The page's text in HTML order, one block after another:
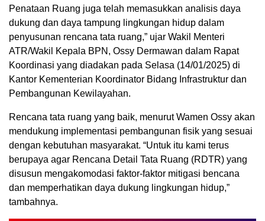
Penataan Ruang juga telah memasukkan analisis daya
dukung dan daya tampung lingkungan hidup dalam
penyusunan rencana tata ruang,” ujar Wakil Menteri
ATR/Wakil Kepala BPN, Ossy Dermawan dalam Rapat
Koordinasi yang diadakan pada Selasa (14/01/2025) di
Kantor Kementerian Koordinator Bidang Infrastruktur dan
Pembangunan Kewilayahan.
Rencana tata ruang yang baik, menurut Wamen Ossy akan
mendukung implementasi pembangunan fisik yang sesuai
dengan kebutuhan masyarakat. “Untuk itu kami terus
berupaya agar Rencana Detail Tata Ruang (RDTR) yang
disusun mengakomodasi faktor-faktor mitigasi bencana
dan memperhatikan daya dukung lingkungan hidup,”
tambahnya.